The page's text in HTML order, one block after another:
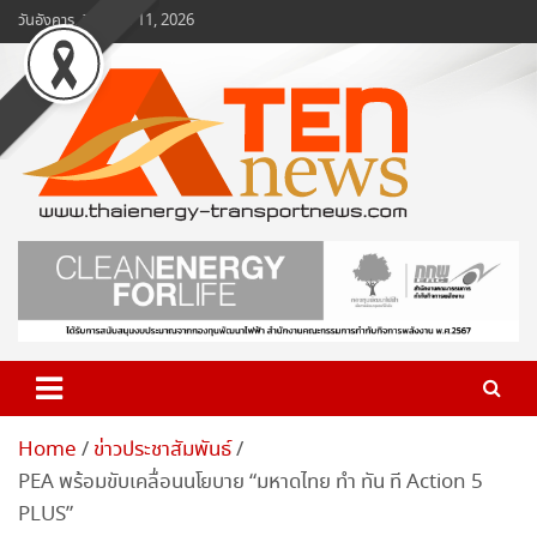
Skip
to
content
วันอังคาร, สิงหาคม 11, 2026
www.ten-news.com
ข่าวพลังงานและคมนาคม
Home
ข่าวประชาสัมพันธ์
PEA พร้อมขับเคลื่อนนโยบาย “มหาดไทย ทำ ทัน ที Action 5
PLUS”